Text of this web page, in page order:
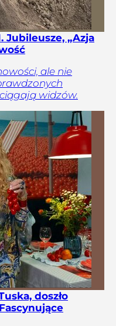
Jubileusze, „Azja
ale nie
widzów.
doszło